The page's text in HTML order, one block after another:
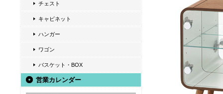
チェスト
キャビネット
ハンガー
ワゴン
バスケット・BOX
営業カレンダー